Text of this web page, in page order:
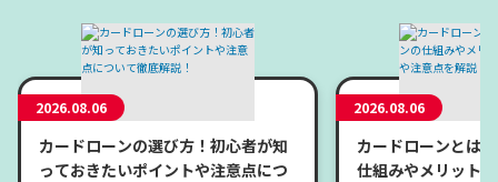
2026.08.06
カードローンの選び方！初心者が知
っておきたいポイントや注意点につ
2026.08.06
カードローンとは
仕組みやメリット